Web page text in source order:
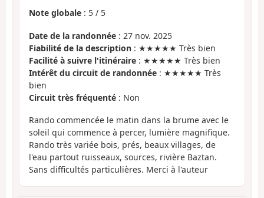
Note globale : 5 / 5
Date de la randonnée : 27 nov. 2025
Fiabilité de la description : ★★★★★ Très bien
Facilité à suivre l'itinéraire : ★★★★★ Très bien
Intérêt du circuit de randonnée : ★★★★★ Très
bien
Circuit très fréquenté : Non
Rando commencée le matin dans la brume avec le
soleil qui commence à percer, lumière magnifique.
Rando très variée bois, prés, beaux villages, de
l'eau partout ruisseaux, sources, rivière Baztan.
Sans difficultés particulières. Merci à l'auteur